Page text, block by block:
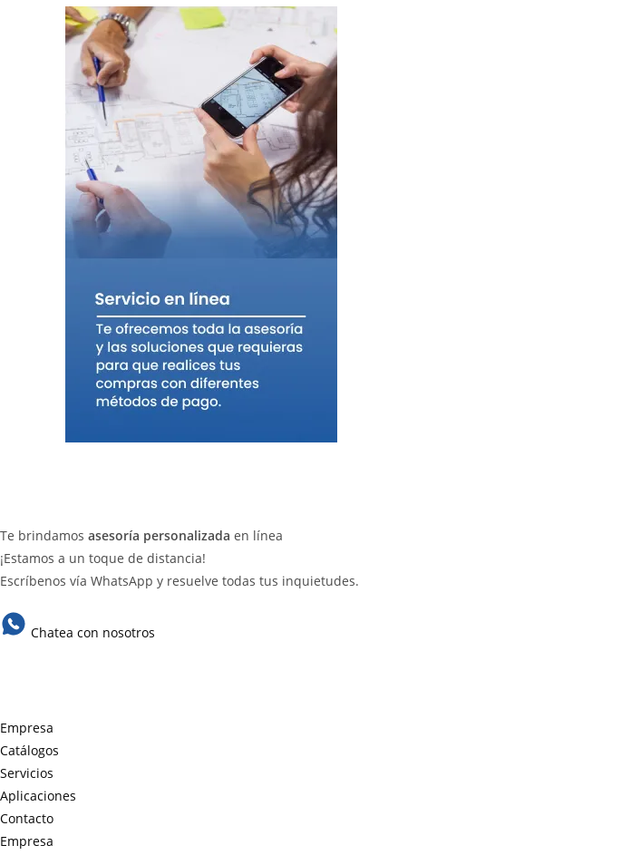
Te brindamos asesoría personalizada en línea
¡Estamos a un toque de distancia!
Escríbenos vía WhatsApp y resuelve todas tus inquietudes.
Chatea con nosotros
Empresa
Catálogos
Servicios
Aplicaciones
Contacto
Empresa